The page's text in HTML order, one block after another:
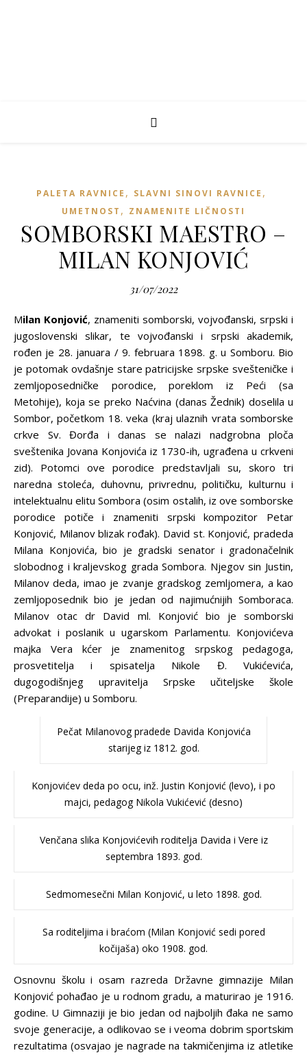
PALETA RAVNICE , SLAVNI SINOVI RAVNICE ,
UMETNOST , ZNAMENITE LIČNOSTI
SOMBORSKI MAESTRO –
MILAN KONJOVIĆ
31/07/2022
Milan Konjović, znameniti somborski, vojvođanski, srpski i
jugoslovenski slikar, te vojvođanski i srpski akademik,
rođen je 28. januara / 9. februara 1898. g. u Somboru. Bio
je potomak ovdašnje stare patricijske srpske svešteničke i
zemljoposedničke porodice, poreklom iz Peći (sa
Metohije), koja se preko Naćvina (danas Žednik) doselila u
Sombor, početkom 18. veka (kraj ulaznih vrata somborske
crkve Sv. Đorđa i danas se nalazi nadgrobna ploča
sveštenika Jovana Konjovića iz 1730-ih, ugrađena u crkveni
zid). Potomci ove porodice predstavljali su, skoro tri
naredna stoleća, duhovnu, privrednu, političku, kulturnu i
intelektualnu elitu Sombora (osim ostalih, iz ove somborske
porodice potiče i znameniti srpski kompozitor Petar
Konjović, Milanov blizak rođak). David st. Konjović, pradeda
Milana Konjovića, bio je gradski senator i gradonačelnik
slobodnog i kraljevskog grada Sombora. Njegov sin Justin,
Milanov deda, imao je zvanje gradskog zemljomera, a kao
zemljoposednik bio je jedan od najimućnijih Somboraca.
Milanov otac dr David ml. Konjović bio je somborski
advokat i poslanik u ugarskom Parlamentu. Konjovićeva
majka Vera kćer je znamenitog srpskog pedagoga,
prosvetitelja i spisatelja Nikole Đ. Vukićevića,
dugogodišnjeg upravitelja Srpske učiteljske škole
(Preparandije) u Somboru.
Pečat Milanovog pradede Davida Konjovića
starijeg iz 1812. god.
Konjovićev deda po ocu, inž. Justin Konjović (levo), i po
majci, pedagog Nikola Vukićević (desno)
Venčana slika Konjovićevih roditelja Davida i Vere iz
septembra 1893. god.
Sedmomesečni Milan Konjović, u leto 1898. god.
Sa roditeljima i braćom (Milan Konjović sedi pored
kočijaša) oko 1908. god.
Osnovnu školu i osam razreda Državne gimnazije Milan
Konjović pohađao je u rodnom gradu, a maturirao je 1916.
godine. U Gimnaziji je bio jedan od najboljih đaka ne samo
svoje generacije, a odlikovao se i veoma dobrim sportskim
rezultatima (osvajao je nagrade na takmičenjima iz atletike